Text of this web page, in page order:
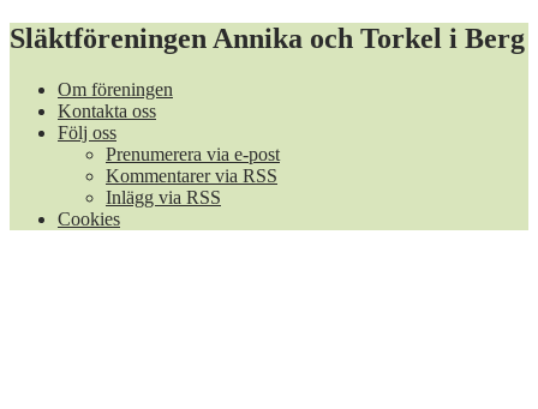
Släktföreningen Annika och Torkel i Berg
Om föreningen
Kontakta oss
Följ oss
Prenumerera via e-post
Kommentarer via RSS
Inlägg via RSS
Cookies